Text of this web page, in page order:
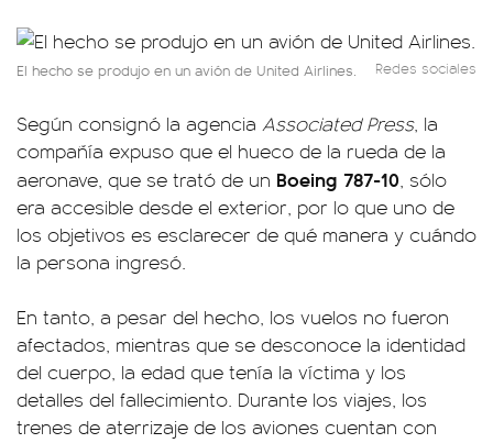
El hecho se produjo en un avión de United Airlines. Redes sociales
Según consignó la agencia Associated Press, la
compañía expuso que el hueco de la rueda de la
aeronave, que se trató de un Boeing 787-10, sólo
era accesible desde el exterior, por lo que uno de
los objetivos es esclarecer de qué manera y cuándo
la persona ingresó.
En tanto, a pesar del hecho, los vuelos no fueron
afectados, mientras que se desconoce la identidad
del cuerpo, la edad que tenía la víctima y los
detalles del fallecimiento. Durante los viajes, los
trenes de aterrizaje de los aviones cuentan con